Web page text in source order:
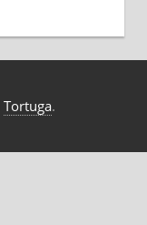
Tortuga.